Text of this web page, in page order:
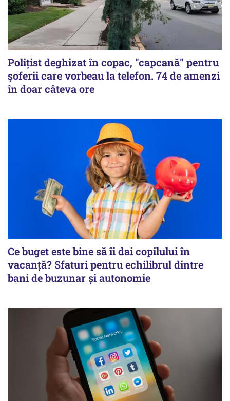
Polițist deghizat în copac, "capcană" pentru
șoferii care vorbeau la telefon. 74 de amenzi
în doar câteva ore
Ce buget este bine să îi dai copilului în
vacanță? Sfaturi pentru echilibrul dintre
bani de buzunar și autonomie